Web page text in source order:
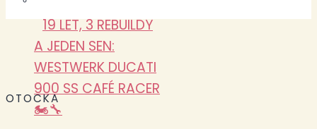
19 LET, 3 REBUILDY
A JEDEN SEN:
WESTWERK DUCATI
900 SS CAFÉ RACER
🏍️🔧
OTOCKA